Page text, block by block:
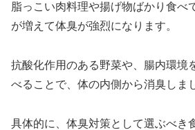
脂っこい肉料理や揚げ物ばかり食べ
が増えて体臭が強烈になります。
抗酸化作用のある野菜や、腸内環境
べることで、体の内側から消臭しま
具体的に、体臭対策として選ぶべき